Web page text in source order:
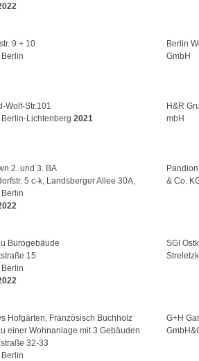
9 + 10
Berlin
GmbH
Wolf-Str.101
Berlin-Lichtenberg2021
H&R
mbH
2. und 3. BA
5 c-k, Landsberger Allee 30A,
& Co.
Bürogebäude
15
SGI
Hofgärten, Französisch Buchholz
einer Wohnanlage mit 3 Gebäuden
32-33
G+H